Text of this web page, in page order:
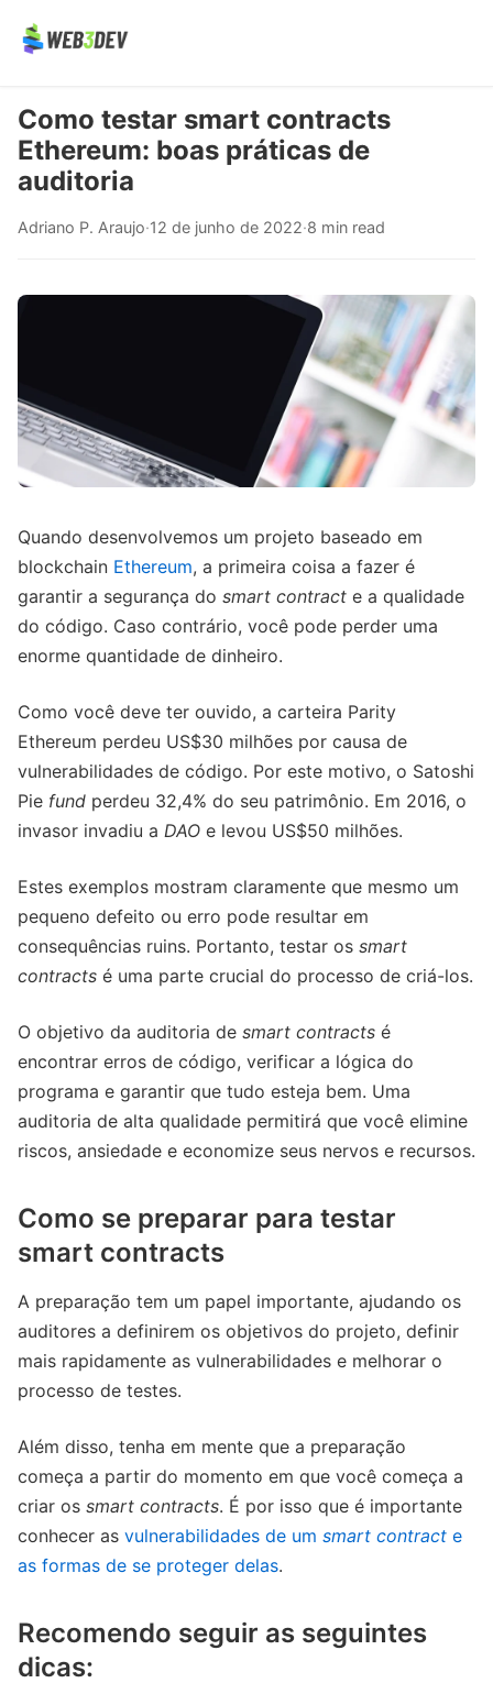
Como testar smart contracts
Ethereum: boas práticas de
auditoria
Adriano P. Araujo·12 de junho de 2022·8 min read
Quando desenvolvemos um projeto baseado em
blockchain Ethereum, a primeira coisa a fazer é
garantir a segurança do smart contract e a qualidade
do código. Caso contrário, você pode perder uma
enorme quantidade de dinheiro.
Como você deve ter ouvido, a carteira Parity
Ethereum perdeu US$30 milhões por causa de
vulnerabilidades de código. Por este motivo, o Satoshi
Pie fund perdeu 32,4% do seu patrimônio. Em 2016, o
invasor invadiu a DAO e levou US$50 milhões.
Estes exemplos mostram claramente que mesmo um
pequeno defeito ou erro pode resultar em
consequências ruins. Portanto, testar os smart
contracts é uma parte crucial do processo de criá-los.
O objetivo da auditoria de smart contracts é
encontrar erros de código, verificar a lógica do
programa e garantir que tudo esteja bem. Uma
auditoria de alta qualidade permitirá que você elimine
riscos, ansiedade e economize seus nervos e recursos.
Como se preparar para testar
smart contracts
A preparação tem um papel importante, ajudando os
auditores a definirem os objetivos do projeto, definir
mais rapidamente as vulnerabilidades e melhorar o
processo de testes.
Além disso, tenha em mente que a preparação
começa a partir do momento em que você começa a
criar os smart contracts. É por isso que é importante
conhecer as vulnerabilidades de um smart contract e
as formas de se proteger delas.
Recomendo seguir as seguintes
dicas: